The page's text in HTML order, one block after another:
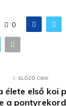
0
ELŐZŐ CIKK
élete első koi
a